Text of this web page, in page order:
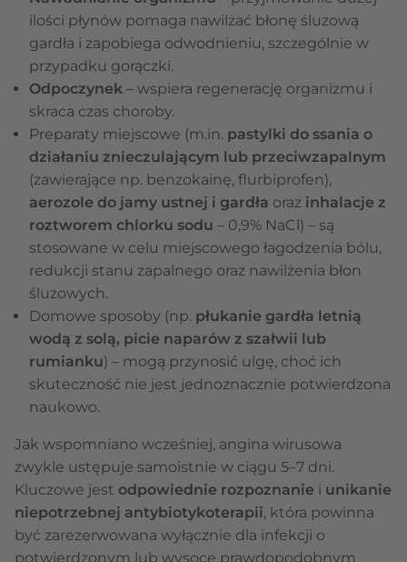
ilości płynów pomaga nawilżać błonę śluzową
gardła i zapobiega odwodnieniu, szczególnie w
przypadku gorączki.
Odpoczynek – wspiera regenerację organizmu i
skraca czas choroby.
Preparaty miejscowe (m.in. pastylki do ssania o
działaniu znieczulającym lub przeciwzapalnym
(zawierające np. benzokainę, flurbiprofen),
aerozole do jamy ustnej i gardła oraz inhalacje z
roztworem chlorku sodu – 0,9% NaCl) – są
stosowane w celu miejscowego łagodzenia bólu,
redukcji stanu zapalnego oraz nawilżenia błon
śluzowych.
Domowe sposoby (np. płukanie gardła letnią
wodą z solą, picie naparów z szałwii lub
rumianku) – mogą przynosić ulgę, choć ich
skuteczność nie jest jednoznacznie potwierdzona
naukowo.
Jak wspomniano wcześniej, angina wirusowa
zwykle ustępuje samoistnie w ciągu 5–7 dni.
Kluczowe jest odpowiednie rozpoznanie i unikanie
niepotrzebnej antybiotykoterapii, która powinna
być zarezerwowana wyłącznie dla infekcji o
potwierdzonym lub wysoce prawdopodobnym